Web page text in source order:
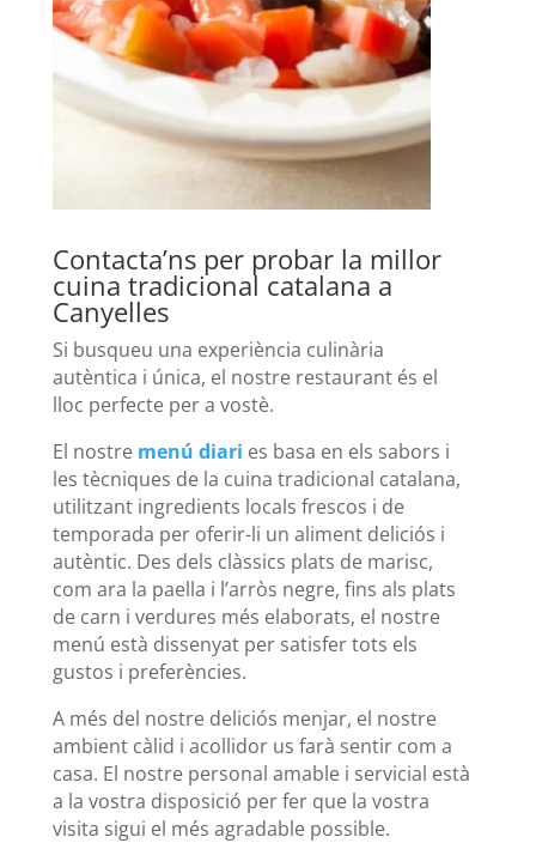
Contacta’ns per probar la millor
cuina tradicional catalana a
Canyelles
Si busqueu una experiència culinària
autèntica i única, el nostre restaurant és el
lloc perfecte per a vostè.
El nostre menú diari es basa en els sabors i
les tècniques de la cuina tradicional catalana,
utilitzant ingredients locals frescos i de
temporada per oferir-li un aliment deliciós i
autèntic. Des dels clàssics plats de marisc,
com ara la paella i l’arròs negre, fins als plats
de carn i verdures més elaborats, el nostre
menú està dissenyat per satisfer tots els
gustos i preferències.
A més del nostre deliciós menjar, el nostre
ambient càlid i acollidor us farà sentir com a
casa. El nostre personal amable i servicial està
a la vostra disposició per fer que la vostra
visita sigui el més agradable possible.